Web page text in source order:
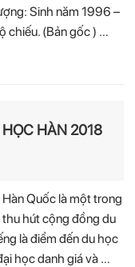
Sinh năm 1996 –
chiếu. (Bản gốc ) …
HÀN 2018
Quốc là một trong
hút cộng đồng du
là điểm đến du học
học danh giá và …